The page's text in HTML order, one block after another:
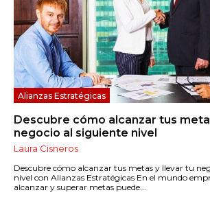
Alianzas Estratégicas
Descubre cómo alcanzar tus
negocio al siguiente nivel
Laura Cisneros
Descubre cómo alcanzar tus metas y llevar tu
nivel con Alianzas Estratégicas En el mundo
alcanzar y superar metas puede...